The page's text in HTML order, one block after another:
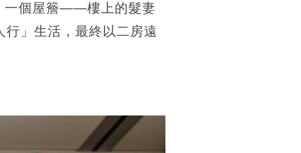
一個屋簷——樓上的髮妻
」生活，最終以二房遠